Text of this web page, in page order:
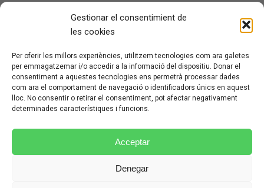
Gestionar el consentimient de
les cookies
Per oferir les millors experiències, utilitzem tecnologies com ara galetes
per emmagatzemar i/o accedir a la informació del dispositiu. Donar el
consentiment a aquestes tecnologies ens permetrà processar dades
com ara el comportament de navegació o identificadors únics en aquest
lloc. No consentir o retirar el consentiment, pot afectar negativament
determinades característiques i funcions.
Acceptar
Denegar
QUI SOC?
CONTACTE
AVÍS LEGAL I PROTECCIÓ DE DADES
POLÍTICA DE COOKIES (UE)
CONDICIONS PARTICULARS D’ÚS I CONTRACTACIÓ
POLÍTICA DE PRIVACITAT